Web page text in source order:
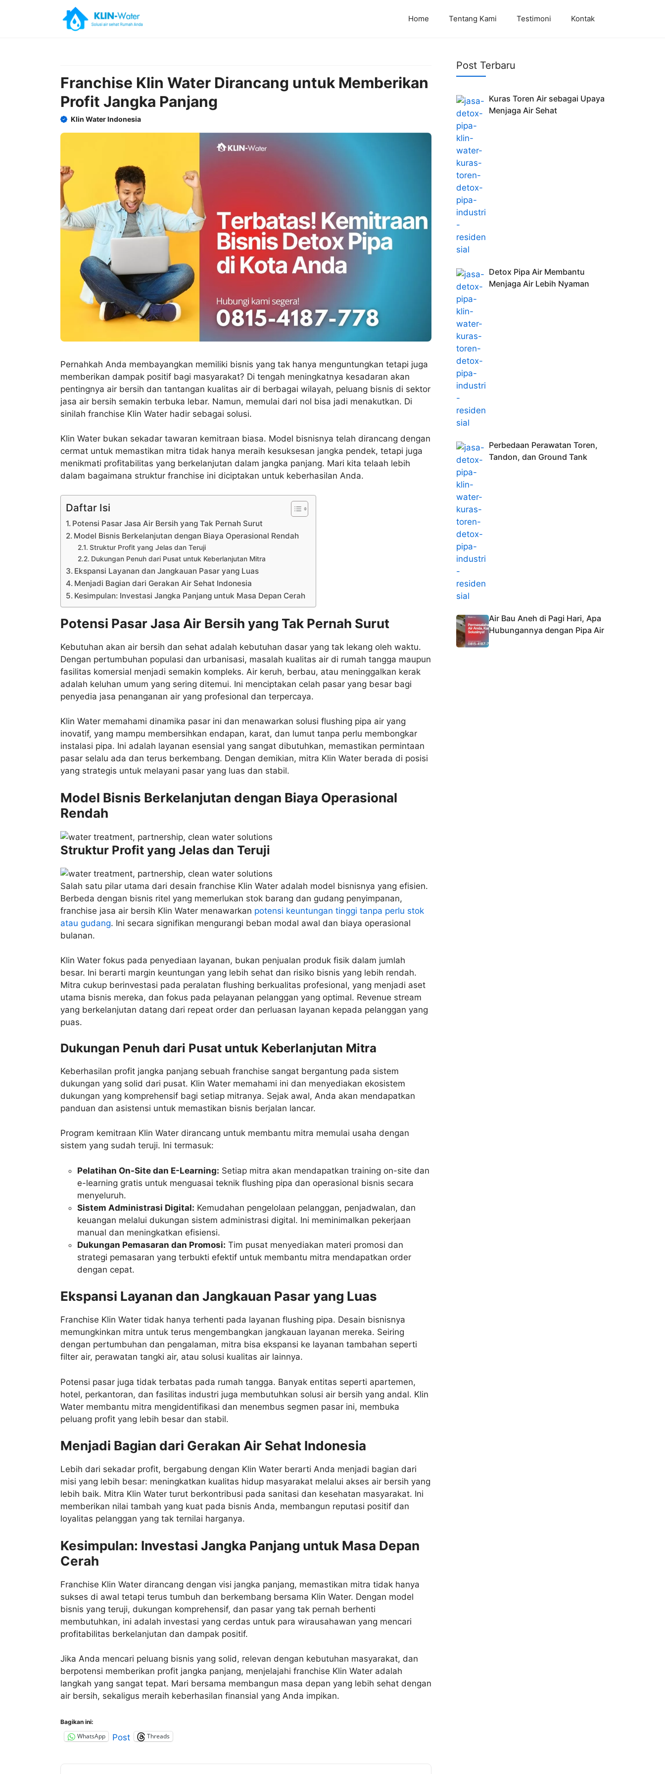
Home Tentang Kami Testimoni Kontak
Franchise Klin Water Dirancang untuk Memberikan
Profit Jangka Panjang
Klin Water Indonesia
Pernahkah Anda membayangkan memiliki bisnis yang tak hanya menguntungkan tetapi juga
memberikan dampak positif bagi masyarakat? Di tengah meningkatnya kesadaran akan
pentingnya air bersih dan tantangan kualitas air di berbagai wilayah, peluang bisnis di sektor
jasa air bersih semakin terbuka lebar. Namun, memulai dari nol bisa jadi menakutkan. Di
sinilah franchise Klin Water hadir sebagai solusi.
Klin Water bukan sekadar tawaran kemitraan biasa. Model bisnisnya telah dirancang dengan
cermat untuk memastikan mitra tidak hanya meraih kesuksesan jangka pendek, tetapi juga
menikmati profitabilitas yang berkelanjutan dalam jangka panjang. Mari kita telaah lebih
dalam bagaimana struktur franchise ini diciptakan untuk keberhasilan Anda.
Daftar Isi
Potensi Pasar Jasa Air Bersih yang Tak Pernah Surut
Model Bisnis Berkelanjutan dengan Biaya Operasional Rendah
Struktur Profit yang Jelas dan Teruji
Dukungan Penuh dari Pusat untuk Keberlanjutan Mitra
Ekspansi Layanan dan Jangkauan Pasar yang Luas
Menjadi Bagian dari Gerakan Air Sehat Indonesia
Kesimpulan: Investasi Jangka Panjang untuk Masa Depan Cerah
Potensi Pasar Jasa Air Bersih yang Tak Pernah Surut
Kebutuhan akan air bersih dan sehat adalah kebutuhan dasar yang tak lekang oleh waktu.
Dengan pertumbuhan populasi dan urbanisasi, masalah kualitas air di rumah tangga maupun
fasilitas komersial menjadi semakin kompleks. Air keruh, berbau, atau meninggalkan kerak
adalah keluhan umum yang sering ditemui. Ini menciptakan celah pasar yang besar bagi
penyedia jasa penanganan air yang profesional dan terpercaya.
Klin Water memahami dinamika pasar ini dan menawarkan solusi flushing pipa air yang
inovatif, yang mampu membersihkan endapan, karat, dan lumut tanpa perlu membongkar
instalasi pipa. Ini adalah layanan esensial yang sangat dibutuhkan, memastikan permintaan
pasar selalu ada dan terus berkembang. Dengan demikian, mitra Klin Water berada di posisi
yang strategis untuk melayani pasar yang luas dan stabil.
Model Bisnis Berkelanjutan dengan Biaya Operasional
Rendah
Struktur Profit yang Jelas dan Teruji
Salah satu pilar utama dari desain franchise Klin Water adalah model bisnisnya yang efisien.
Berbeda dengan bisnis ritel yang memerlukan stok barang dan gudang penyimpanan,
franchise jasa air bersih Klin Water menawarkan potensi keuntungan tinggi tanpa perlu stok
atau gudang. Ini secara signifikan mengurangi beban modal awal dan biaya operasional
bulanan.
Klin Water fokus pada penyediaan layanan, bukan penjualan produk fisik dalam jumlah
besar. Ini berarti margin keuntungan yang lebih sehat dan risiko bisnis yang lebih rendah.
Mitra cukup berinvestasi pada peralatan flushing berkualitas profesional, yang menjadi aset
utama bisnis mereka, dan fokus pada pelayanan pelanggan yang optimal. Revenue stream
yang berkelanjutan datang dari repeat order dan perluasan layanan kepada pelanggan yang
puas.
Dukungan Penuh dari Pusat untuk Keberlanjutan Mitra
Keberhasilan profit jangka panjang sebuah franchise sangat bergantung pada sistem
dukungan yang solid dari pusat. Klin Water memahami ini dan menyediakan ekosistem
dukungan yang komprehensif bagi setiap mitranya. Sejak awal, Anda akan mendapatkan
panduan dan asistensi untuk memastikan bisnis berjalan lancar.
Program kemitraan Klin Water dirancang untuk membantu mitra memulai usaha dengan
sistem yang sudah teruji. Ini termasuk:
Pelatihan On-Site dan E-Learning: Setiap mitra akan mendapatkan training on-site dan
e-learning gratis untuk menguasai teknik flushing pipa dan operasional bisnis secara
menyeluruh.
Sistem Administrasi Digital: Kemudahan pengelolaan pelanggan, penjadwalan, dan
keuangan melalui dukungan sistem administrasi digital. Ini meminimalkan pekerjaan
manual dan meningkatkan efisiensi.
Dukungan Pemasaran dan Promosi: Tim pusat menyediakan materi promosi dan
strategi pemasaran yang terbukti efektif untuk membantu mitra mendapatkan order
dengan cepat.
Ekspansi Layanan dan Jangkauan Pasar yang Luas
Franchise Klin Water tidak hanya terhenti pada layanan flushing pipa. Desain bisnisnya
memungkinkan mitra untuk terus mengembangkan jangkauan layanan mereka. Seiring
dengan pertumbuhan dan pengalaman, mitra bisa ekspansi ke layanan tambahan seperti
filter air, perawatan tangki air, atau solusi kualitas air lainnya.
Potensi pasar juga tidak terbatas pada rumah tangga. Banyak entitas seperti apartemen,
hotel, perkantoran, dan fasilitas industri juga membutuhkan solusi air bersih yang andal. Klin
Water membantu mitra mengidentifikasi dan menembus segmen pasar ini, membuka
peluang profit yang lebih besar dan stabil.
Menjadi Bagian dari Gerakan Air Sehat Indonesia
Lebih dari sekadar profit, bergabung dengan Klin Water berarti Anda menjadi bagian dari
misi yang lebih besar: meningkatkan kualitas hidup masyarakat melalui akses air bersih yang
lebih baik. Mitra Klin Water turut berkontribusi pada sanitasi dan kesehatan masyarakat. Ini
memberikan nilai tambah yang kuat pada bisnis Anda, membangun reputasi positif dan
loyalitas pelanggan yang tak ternilai harganya.
Kesimpulan: Investasi Jangka Panjang untuk Masa Depan
Cerah
Franchise Klin Water dirancang dengan visi jangka panjang, memastikan mitra tidak hanya
sukses di awal tetapi terus tumbuh dan berkembang bersama Klin Water. Dengan model
bisnis yang teruji, dukungan komprehensif, dan pasar yang tak pernah berhenti
membutuhkan, ini adalah investasi yang cerdas untuk para wirausahawan yang mencari
profitabilitas berkelanjutan dan dampak positif.
Jika Anda mencari peluang bisnis yang solid, relevan dengan kebutuhan masyarakat, dan
berpotensi memberikan profit jangka panjang, menjelajahi franchise Klin Water adalah
langkah yang sangat tepat. Mari bersama membangun masa depan yang lebih sehat dengan
air bersih, sekaligus meraih keberhasilan finansial yang Anda impikan.
Bagikan ini:
WhatsApp Post Threads
Post Terbaru
Kuras Toren Air sebagai Upaya
Menjaga Air Sehat
Detox Pipa Air Membantu
Menjaga Air Lebih Nyaman
Perbedaan Perawatan Toren,
Tandon, dan Ground Tank
Air Bau Aneh di Pagi Hari, Apa
Hubungannya dengan Pipa Air